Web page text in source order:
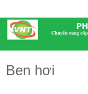
Ben hơi